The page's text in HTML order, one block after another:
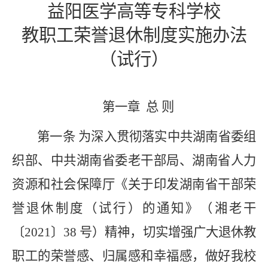
益阳医学高等专科学校
教职工荣誉退休制度实施办法
（试行）
第一章 总 则
第一条 为深入贯彻落实中共湖南省委组
织部、
中共湖南省委老干部局、湖南省人力
资源和社会保障厅《关于印发湖南省干部荣
誉退休制度（试行）的通知》（湘老干
〔2021〕38 号）精神，切实增强广大退休教
职工的荣誉感、归属感和幸福感，做好我校